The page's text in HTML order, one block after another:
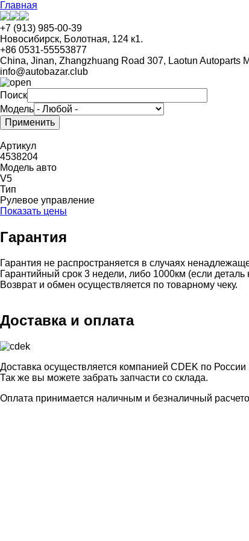
Перейти
к
основному
содержанию
Главная
+7 (913) 985-00-39
Новосибирск, Болотная, 124 к1.
+86 0531-55553877
China, Jinan, Zhangzhuang Road 307, Laotun Autoparts
info@autobazar.club
Поиск
Модель
Артикул
4538204
Модель авто
V5
Тип
Рулевое управление
Показать цены
Гарантия
Гарантия не распространяется в случаях
Гарантийный срок 3 недели, либо 1000км (если
Возврат и обмен осуществляется по товарному чеку.
Доставка и оплата
Доставка осуществляется компанией CDEK по
Так же вы можете забрать запчасти со склада.
Оплата принимается наличным и безналичный